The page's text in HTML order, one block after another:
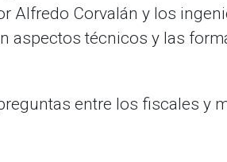
Alfredo Corvalán y los
aspectos técnicos y las
entre los fiscales y